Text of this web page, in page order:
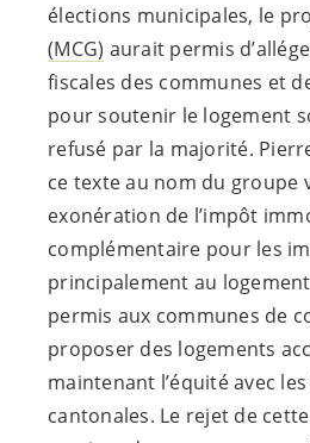
élections municipales, le
(MCG) aurait permis
fiscales des communes et
pour soutenir le logement
refusé par la majorité.
ce texte au nom du groupe
exonération de l’impôt
complémentaire pour les
principalement au
permis aux communes de
proposer des logements
maintenant l’équité avec
cantonales. Le rejet de